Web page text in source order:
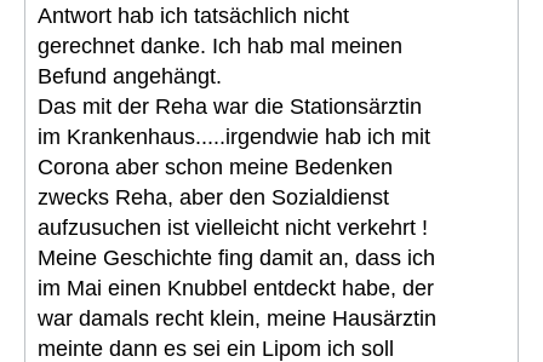
Antwort hab ich tatsächlich nicht
gerechnet danke. Ich hab mal meinen
Befund angehängt.
Das mit der Reha war die Stationsärztin
im Krankenhaus.....irgendwie hab ich mit
Corona aber schon meine Bedenken
zwecks Reha, aber den Sozialdienst
aufzusuchen ist vielleicht nicht verkehrt !
Meine Geschichte fing damit an, dass ich
im Mai einen Knubbel entdeckt habe, der
war damals recht klein, meine Hausärztin
meinte dann es sei ein Lipom ich soll